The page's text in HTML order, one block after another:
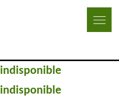
indisponible
indisponible